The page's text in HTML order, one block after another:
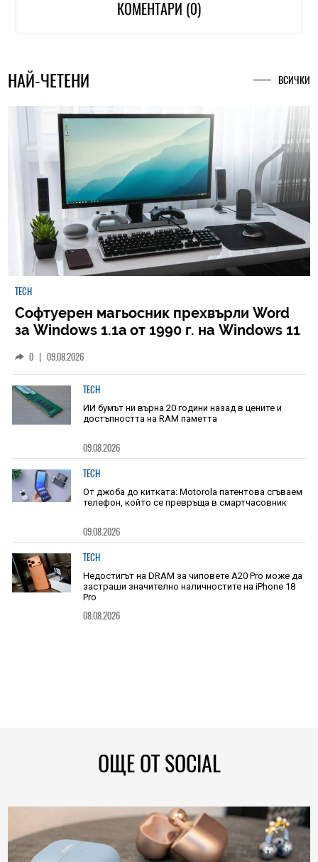
КОМЕНТАРИ (0)
НАЙ-ЧЕТЕНИ ВСИЧКИ
TECH
Софтуерен магьосник прехвърли Word
за Windows 1.1a от 1990 г. на Windows 11
0 | 09.08.2026
TECH
ИИ бумът ни върна 20 години назад в цените и
достъпността на RAM паметта
09.08.2026
TECH
От джоба до китката: Motorola патентова сгъваем
телефон, който се превръща в смартчасовник
09.08.2026
TECH
Недостигът на DRAM за чиповете A20 Pro може да
застраши значително наличностите на iPhone 18
Pro
08.08.2026
ОЩЕ ОТ SOCIAL